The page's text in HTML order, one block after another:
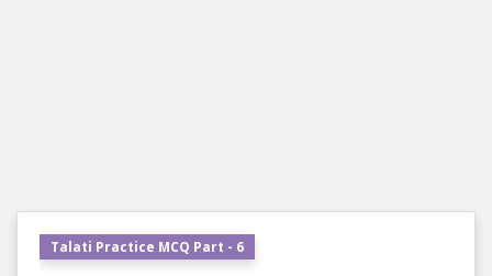
Talati Practice MCQ Part - 6